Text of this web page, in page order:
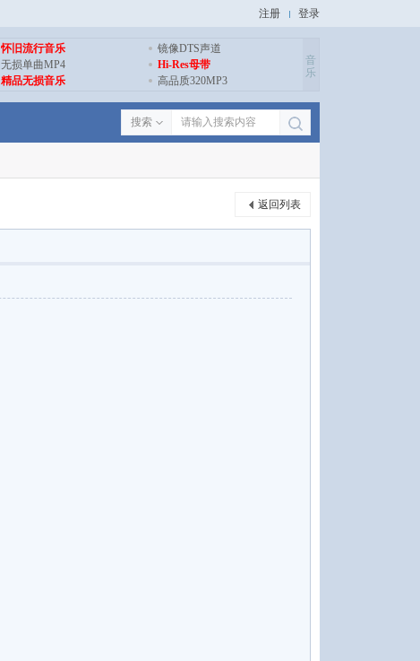
注册 登录
怀旧流行音乐
镜像DTS声道
无损单曲MP4
Hi-Res母带
精品无损音乐
高品质320MP3
音
乐
搜索
返回列表